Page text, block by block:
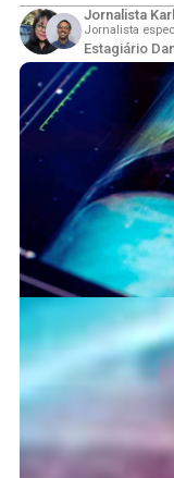
Jornalista
Jornalista
Estagiário